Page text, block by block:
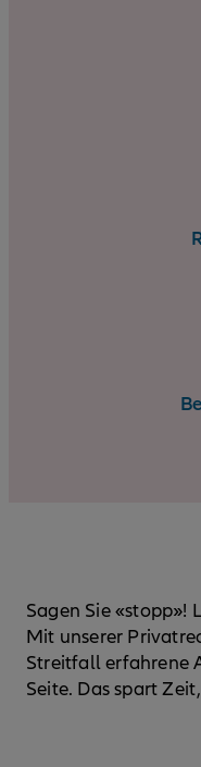
Sagen Sie «stopp»!
Mit unserer
Streitfall erfahrene
Seite. Das spart